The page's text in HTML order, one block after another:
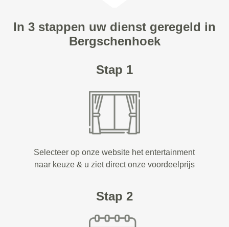
In 3 stappen uw dienst geregeld in
Bergschenhoek
Stap 1
Selecteer op onze website het entertainment
naar keuze & u ziet direct onze voordeelprijs
Stap 2